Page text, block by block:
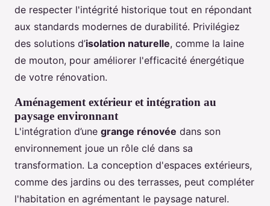
de respecter l'intégrité historique tout en répondant
aux standards modernes de durabilité. Privilégiez
des solutions d’isolation naturelle, comme la laine
de mouton, pour améliorer l'efficacité énergétique
de votre rénovation.
Aménagement extérieur et intégration au
paysage environnant
L'intégration d’une grange rénovée dans son
environnement joue un rôle clé dans sa
transformation. La conception d'espaces extérieurs,
comme des jardins ou des terrasses, peut compléter
l'habitation en agrémentant le paysage naturel.